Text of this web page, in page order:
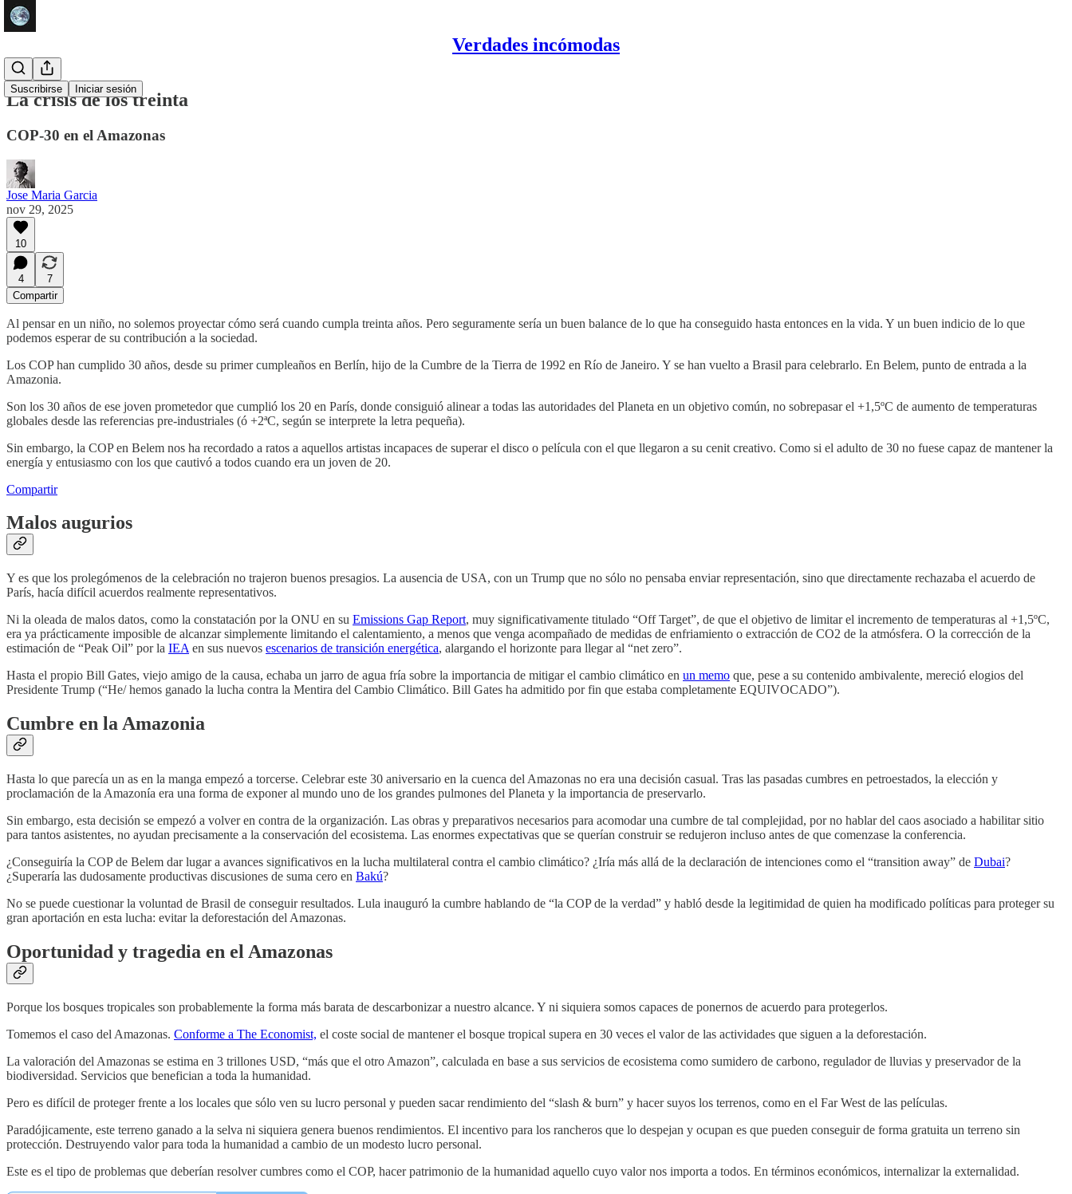
Verdades incómodas
Suscribirse Iniciar sesión
La crisis de los treinta
COP-30 en el Amazonas
Jose Maria Garcia
nov 29, 2025
10
4
7
Compartir
Al pensar en un niño, no solemos proyectar cómo será cuando cumpla treinta años. Pero seguramente sería un buen balance de lo que ha conseguido hasta entonces en la vida. Y un buen indicio de lo que
podemos esperar de su contribución a la sociedad.
Los COP han cumplido 30 años, desde su primer cumpleaños en Berlín, hijo de la Cumbre de la Tierra de 1992 en Río de Janeiro. Y se han vuelto a Brasil para celebrarlo. En Belem, punto de entrada a la
Amazonia.
Son los 30 años de ese joven prometedor que cumplió los 20 en París, donde consiguió alinear a todas las autoridades del Planeta en un objetivo común, no sobrepasar el +1,5ºC de aumento de temperaturas
globales desde las referencias pre-industriales (ó +2ªC, según se interprete la letra pequeña).
Sin embargo, la COP en Belem nos ha recordado a ratos a aquellos artistas incapaces de superar el disco o película con el que llegaron a su cenit creativo. Como si el adulto de 30 no fuese capaz de mantener la
energía y entusiasmo con los que cautivó a todos cuando era un joven de 20.
Compartir
Malos augurios
Y es que los prolegómenos de la celebración no trajeron buenos presagios. La ausencia de USA, con un Trump que no sólo no pensaba enviar representación, sino que directamente rechazaba el acuerdo de
París, hacía difícil acuerdos realmente representativos.
Ni la oleada de malos datos, como la constatación por la ONU en su Emissions Gap Report, muy significativamente titulado “Off Target”, de que el objetivo de limitar el incremento de temperaturas al +1,5ºC,
era ya prácticamente imposible de alcanzar simplemente limitando el calentamiento, a menos que venga acompañado de medidas de enfriamiento o extracción de CO2 de la atmósfera. O la corrección de la
estimación de “Peak Oil” por la IEA en sus nuevos escenarios de transición energética, alargando el horizonte para llegar al “net zero”.
Hasta el propio Bill Gates, viejo amigo de la causa, echaba un jarro de agua fría sobre la importancia de mitigar el cambio climático en un memo que, pese a su contenido ambivalente, mereció elogios del
Presidente Trump (“He/ hemos ganado la lucha contra la Mentira del Cambio Climático. Bill Gates ha admitido por fin que estaba completamente EQUIVOCADO”).
Cumbre en la Amazonia
Hasta lo que parecía un as en la manga empezó a torcerse. Celebrar este 30 aniversario en la cuenca del Amazonas no era una decisión casual. Tras las pasadas cumbres en petroestados, la elección y
proclamación de la Amazonía era una forma de exponer al mundo uno de los grandes pulmones del Planeta y la importancia de preservarlo.
Sin embargo, esta decisión se empezó a volver en contra de la organización. Las obras y preparativos necesarios para acomodar una cumbre de tal complejidad, por no hablar del caos asociado a habilitar sitio
para tantos asistentes, no ayudan precisamente a la conservación del ecosistema. Las enormes expectativas que se querían construir se redujeron incluso antes de que comenzase la conferencia.
¿Conseguiría la COP de Belem dar lugar a avances significativos en la lucha multilateral contra el cambio climático? ¿Iría más allá de la declaración de intenciones como el “transition away” de Dubai?
¿Superaría las dudosamente productivas discusiones de suma cero en Bakú?
No se puede cuestionar la voluntad de Brasil de conseguir resultados. Lula inauguró la cumbre hablando de “la COP de la verdad” y habló desde la legitimidad de quien ha modificado políticas para proteger su
gran aportación en esta lucha: evitar la deforestación del Amazonas.
Oportunidad y tragedia en el Amazonas
Porque los bosques tropicales son probablemente la forma más barata de descarbonizar a nuestro alcance. Y ni siquiera somos capaces de ponernos de acuerdo para protegerlos.
Tomemos el caso del Amazonas. Conforme a The Economist, el coste social de mantener el bosque tropical supera en 30 veces el valor de las actividades que siguen a la deforestación.
La valoración del Amazonas se estima en 3 trillones USD, “más que el otro Amazon”, calculada en base a sus servicios de ecosistema como sumidero de carbono, regulador de lluvias y preservador de la
biodiversidad. Servicios que benefician a toda la humanidad.
Pero es difícil de proteger frente a los locales que sólo ven su lucro personal y pueden sacar rendimiento del “slash & burn” y hacer suyos los terrenos, como en el Far West de las películas.
Paradójicamente, este terreno ganado a la selva ni siquiera genera buenos rendimientos. El incentivo para los rancheros que lo despejan y ocupan es que pueden conseguir de forma gratuita un terreno sin
protección. Destruyendo valor para toda la humanidad a cambio de un modesto lucro personal.
Este es el tipo de problemas que deberían resolver cumbres como el COP, hacer patrimonio de la humanidad aquello cuyo valor nos importa a todos. En términos económicos, internalizar la externalidad.